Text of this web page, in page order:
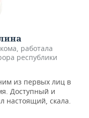
работала
республики
из первых лиц в
Доступный и
настоящий, скала.